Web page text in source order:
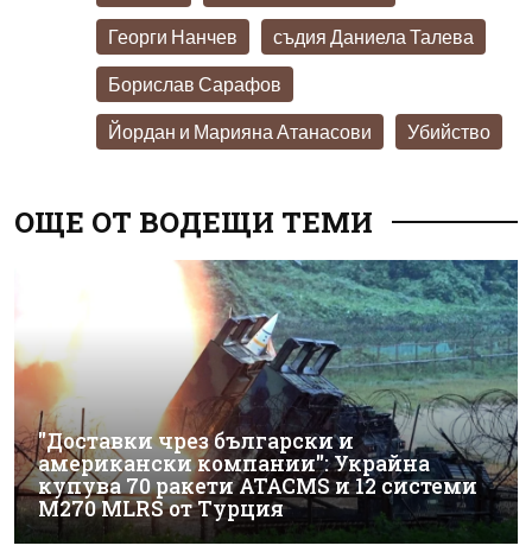
Георги Нанчев съдия Даниела Талева
Борислав Сарафов
Йордан и Марияна Атанасови Убийство
ОЩЕ ОТ ВОДЕЩИ ТЕМИ
"Доставки чрез български и
американски компании": Украйна
купува 70 ракети ATACMS и 12 системи
M270 MLRS от Турция